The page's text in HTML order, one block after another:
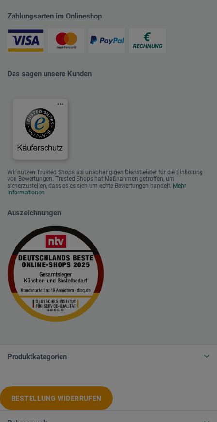
Zahlungsarten im Onlineshop
Das sagen unsere Kunden
Wir nutzen Trusted Shops als unabhängigen Dienstleister für die Einholung
von Bewertungen. Trusted Shops hat Maßnahmen getroffen, um
sicherzustellen, dass es es sich um echte Bewertungen handelt. Mehr
Informationen
Auszeichnungen
Produktkategorien
BESTELLUNG WIDERRUFEN